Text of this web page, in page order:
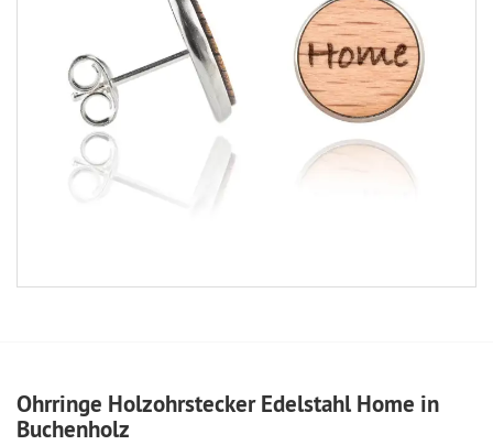
Ohrringe Holzohrstecker Edelstahl Home in
Buchenholz